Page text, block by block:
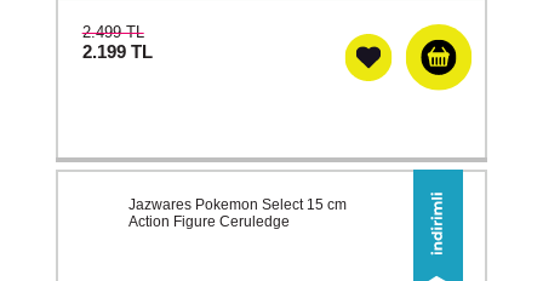
2.499 TL
2.199 TL
Jazwares Pokemon Select 15 cm
Action Figure Ceruledge